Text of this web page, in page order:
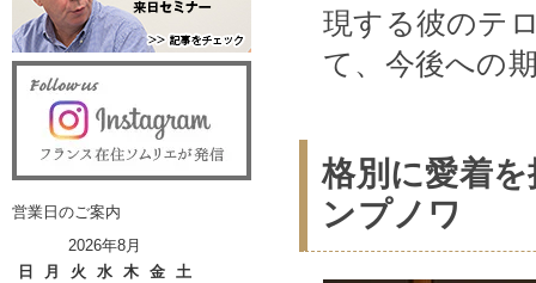
現する彼のテ
て、今後への
格別に愛着
ンプノワ
営業日のご案内
2026年8月
日
月 火 水 木 金
土